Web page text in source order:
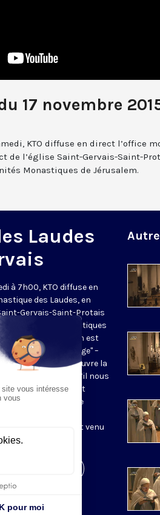
17 novembre
KTO diffuse en direct l’office
de l’église Saint-Gervais-Saint-
Monastiques de Jérusalem.
Laudes
à 7h00, KTO diffuse en
des Laudes, en
Gervais-Saint-Protais
Fraternités Monastiques
Laudes – dont le nom est
qui signifie "louange" –
de louange qui ouvre la
Dieu du don qu’il nous
et le placer tout
Mais son heure
"soleil levant venu